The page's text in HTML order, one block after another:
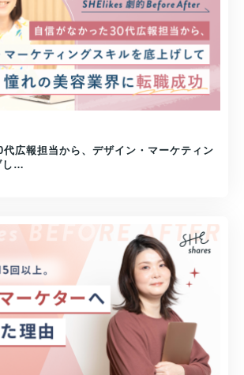
代広報担当から、デザイン・マーケティン
し…